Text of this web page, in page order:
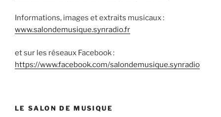
Informations, images et extraits musicaux :
www.salondemusique.synradio.fr
et sur les réseaux Facebook :
https://www.facebook.com/salondemusique.synradio
LE SALON DE MUSIQUE